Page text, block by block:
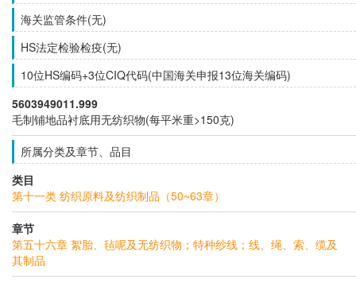
海关监管条件(无)
HS法定检验检疫(无)
10位HS编码+3位CIQ代码(中国海关申报13位海关编码)
5603949011.999
毛制铺地品衬底用无纺织物(每平米重>150克)
所属分类及章节、品目
类目
第十一类 纺织原料及纺织制品（50~63章）
章节
第五十六章 絮胎、毡呢及无纺织物；特种纱线；线、绳、索、缆及
其制品